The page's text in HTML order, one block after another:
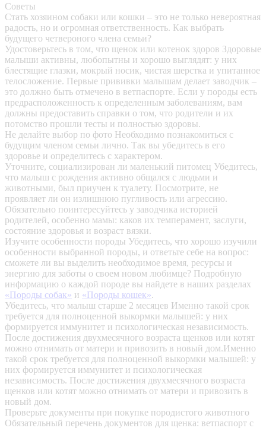
Советы
Стать хозяином собаки или кошки – это не только невероятная
радость, но и огромная ответственность. Как выбрать
будущего четвероного члена семьи?
Удостоверьтесь в том, что щенок или котенок здоров Здоровые
малыши активны, любопытны и хорошо выглядят: у них
блестящие глазки, мокрый носик, чистая шерстка и упитанное
телосложение. Первые прививки малышам делает заводчик –
это должно быть отмечено в ветпаспорте. Если у породы есть
предрасположенность к определенным заболеваниям, вам
должны предоставить справки о том, что родители и их
потомство прошли тесты и полностью здоровы.
Не делайте выбор по фото Необходимо познакомиться с
будущим членом семьи лично. Так вы убедитесь в его
здоровье и определитесь с характером.
Уточните, социализирован ли маленький питомец Убедитесь,
что малыш с рождения активно общался с людьми и
животными, был приучен к туалету. Посмотрите, не
проявляет ли он излишнюю пугливость или агрессию.
Обязательно поинтересуйтесь у заводчика историей
родителей, особенно мамы: каков их темперамент, заслуги,
состояние здоровья и возраст вязки.
Изучите особенности породы Убедитесь, что хорошо изучили
особенности выбранной породы, и ответьте себе на вопрос:
сможете ли вы выделить необходимое время, ресурсы и
энергию для заботы о своем новом любимце? Подробную
информацию о каждой породе вы найдете в наших разделах
«Породы собак» и «Породы кошек».
Убедитесь, что малыш старше 2 месяцев Именно такой срок
требуется для полноценной выкормки малышей: у них
формируется иммунитет и психологическая независимость.
После достижения двухмесячного возраста щенков или котят
можно отнимать от матери и привозить в новый дом.Именно
такой срок требуется для полноценной выкормки малышей: у
них формируется иммунитет и психологическая
независимость. После достижения двухмесячного возраста
щенков или котят можно отнимать от матери и привозить в
новый дом.
Проверьте документы при покупке породистого животного
Обязательный перечень документов для щенка: ветпаспорт с